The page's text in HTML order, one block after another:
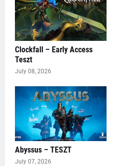
Clockfall – Early Access
Teszt
July 08, 2026
Abyssus – TESZT
July 07, 2026